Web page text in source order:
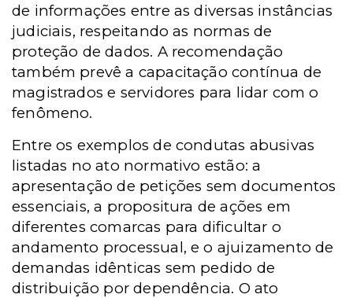
de informações entre as diversas instâncias
judiciais, respeitando as normas de
proteção de dados. A recomendação
também prevê a capacitação contínua de
magistrados e servidores para lidar com o
fenômeno.
Entre os exemplos de condutas abusivas
listadas no ato normativo estão: a
apresentação de petições sem documentos
essenciais, a propositura de ações em
diferentes comarcas para dificultar o
andamento processual, e o ajuizamento de
demandas idênticas sem pedido de
distribuição por dependência. O ato